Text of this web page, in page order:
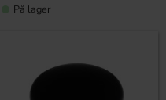
På lager